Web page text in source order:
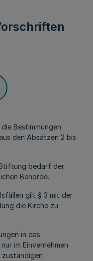
Bestimmungen
den Absätzen 2 bis
Stiftung bedarf der
Behörde.
gilt § 3 mit der
die Kirche zu
in das
im Einvernehmen